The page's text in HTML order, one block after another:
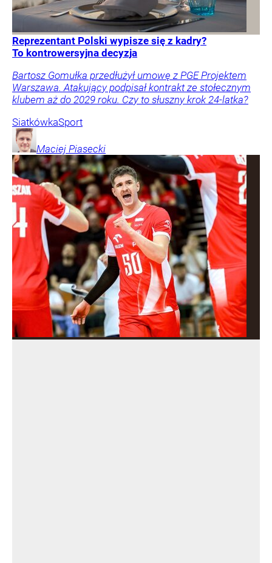
Reprezentant Polski wypisze się z kadry?
To kontrowersyjna decyzja
Bartosz Gomułka przedłużył umowę z PGE Projektem
Warszawa. Atakujący podpisał kontrakt ze stołecznym
klubem aż do 2029 roku. Czy to słuszny krok 24-latka?
SiatkówkaSport
Maciej Piasecki